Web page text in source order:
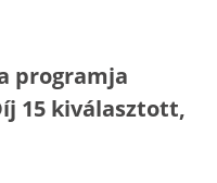
programja
15 kiválasztott,